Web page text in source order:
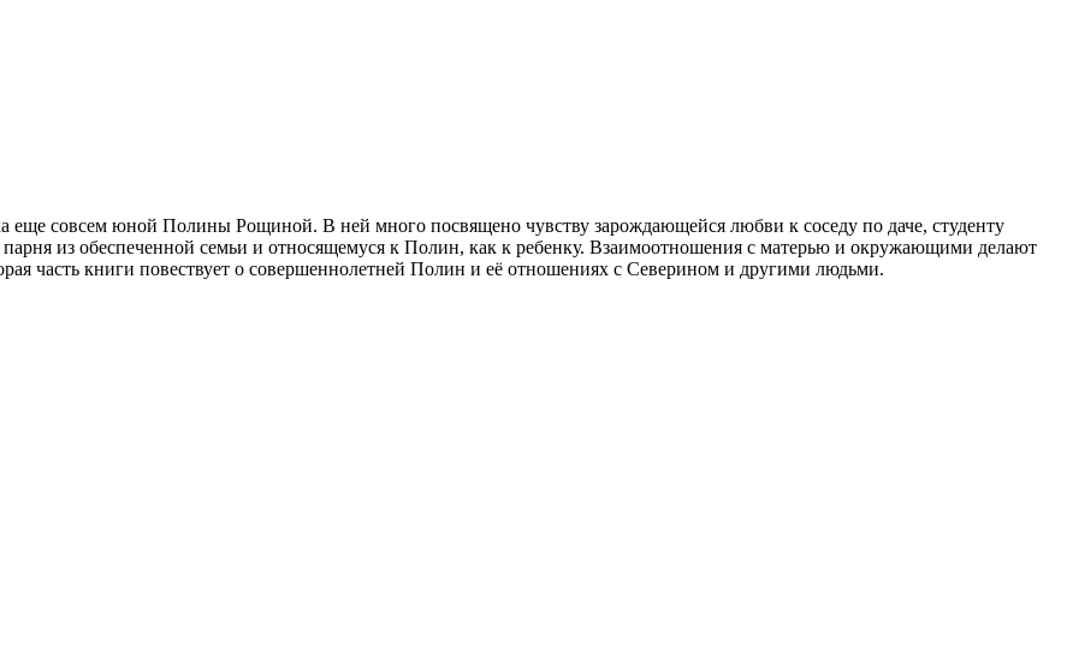
еще совсем юной Полины Рощиной. В ней много посвящено чувству зарождающейся любви к соседу по даче, студенту
из обеспеченной семьи и относящемуся к Полин, как к ребенку. Взаимоотношения с матерью и окружающими делают
часть книги повествует о совершеннолетней Полин и её отношениях с Северином и другими людьми.